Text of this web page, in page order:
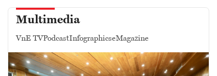
Multimedia
VnE TVPodcastInfographicseMagazine